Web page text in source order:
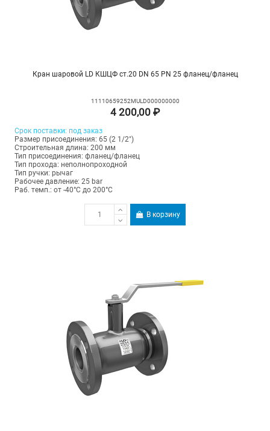
Кран шаровой LD КШЦФ ст.20 DN 65 PN 25 фланец/фланец
11110659252MULD000000000
4 200,00 ₽
Срок поставки: под заказ
Размер присоединения: 65 (2 1/2")
Строительная длина: 200 мм
Тип присоединения: фланец/фланец
Тип прохода: неполнопроходной
Тип ручки: рычаг
Рабочее давление: 25 bar
Раб. темп.: от -40°C до 200°C
В корзину